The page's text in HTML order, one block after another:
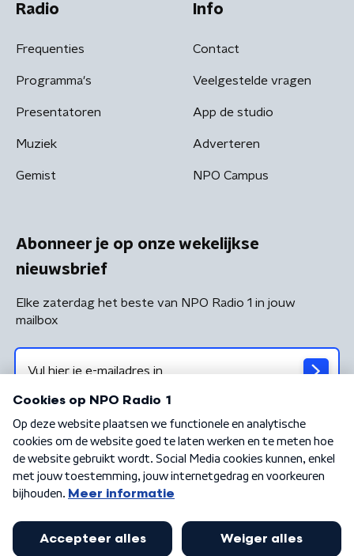
Radio
Frequenties
Programma's
Presentatoren
Muziek
Gemist
Info
Contact
Veelgestelde vragen
App de studio
Adverteren
NPO Campus
Abonneer je op onze wekelijkse
nieuwsbrief
Elke zaterdag het beste van NPO Radio 1 in jouw
mailbox
Algemene voorwaarden